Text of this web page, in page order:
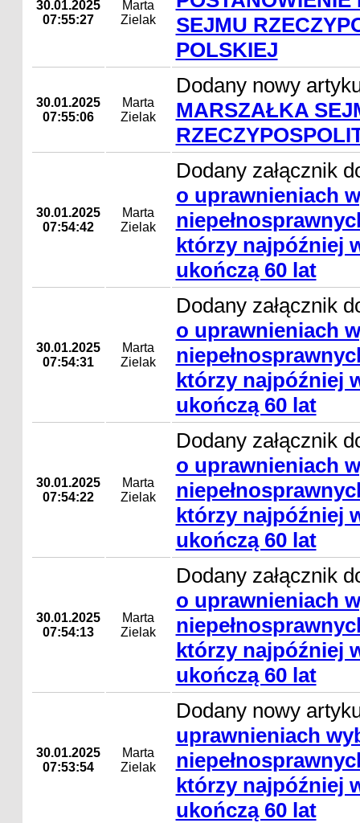
30.01.2025
07:55:27
Marta
Zielak
SEJMU
POLSKIEJ
30.01.2025
07:55:06
Marta
Zielak
Dodany nowy
MARSZAŁKA
30.01.2025
07:54:42
Marta
Zielak
Dodany załącznik
o uprawnieniach
którzy najpóźniej
ukończą 60 lat
30.01.2025
07:54:31
Marta
Zielak
Dodany załącznik
o uprawnieniach
którzy najpóźniej
ukończą 60 lat
30.01.2025
07:54:22
Marta
Zielak
Dodany załącznik
o uprawnieniach
którzy najpóźniej
ukończą 60 lat
30.01.2025
07:54:13
Marta
Zielak
Dodany załącznik
o uprawnieniach
którzy najpóźniej
ukończą 60 lat
30.01.2025
07:53:54
Marta
Zielak
Dodany nowy
uprawnieniach
którzy najpóźniej
ukończą 60 lat